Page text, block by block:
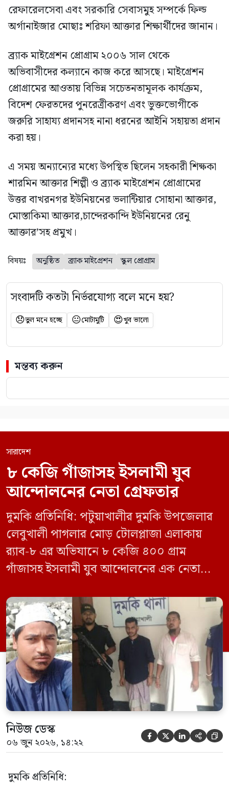
রেফারেলসেবা এবং সরকারি সেবাসমুহ সম্পর্কে ফিল্ড
অর্গানাইজার মোছাঃ শরিফা আক্তার শিক্ষার্থীদের জানান।
ব্র্যাক মাইগ্রেশন প্রোগ্রাম ২০০৬ সাল থেকে
অভিবাসীদের কল্যানে কাজ করে আসছে। মাইগ্রেশন
প্রোগ্রামের আওতায় বিভিন্ন সচেতনতামূলক কার্যক্রম,
বিদেশ ফেরতদের পুনরেত্রীকরণ এবং ভুক্তভোগীকে
জরুরি সাহায্য প্রদানসহ নানা ধরনের আইনি সহায়তা প্রদান
করা হয়।
এ সময় অন্যান্যের মধ্যে উপস্থিত ছিলেন সহকারী শিক্ষকা
শারমিন আক্তার শিল্পী ও ব্র‍্যাক মাইগ্রেশন প্রোগ্রামের
উত্তর বাখরনগর ইউনিয়নের ভলান্টিয়ার সোহানা আক্তার,
মোস্তাকিমা আক্তার,চান্দেরকান্দি ইউনিয়নের রেনু
আক্তার’সহ প্রমুখ।
বিষয়ঃ অনুষ্ঠিত ব্র্যাক মাইগ্রেশন স্কুল প্রোগ্রাম
সংবাদটি কতটা নির্ভরযোগ্য বলে মনে হয়?
😞ভুল মনে হচ্ছে 😐মোটামুটি 😍খুব ভালো
মন্তব্য করুন
সারাদেশ
৮ কেজি গাঁজাসহ ইসলামী যুব
আন্দোলনের নেতা গ্রেফতার
দুমকি প্রতিনিধি: পটুয়াখালীর দুমকি উপজেলার
লেবুখালী পাগলার মোড় টোলপ্লাজা এলাকায়
র‍্যাব-৮ এর অভিযানে ৮ কেজি ৪০০ গ্রাম
গাঁজাসহ ইসলামী যুব আন্দোলনের এক নেতাকে
ভিত্তিতে অভিযান চালিয়ে মাদক চক্রের আরও
এক সদস্যকে আটক করা হয়। র‍্যাব ও পুলিশ
সূত্রে জানা গেছে, শুক্রবার গোপন সংবাদের
ভিত্তিতে র‍্যাব-৮, সিপিসি-১ পটুয়াখালী ক্যাম্পের
[…]
নিউজ ডেস্ক
০৬ জুন ২০২৬, ১৪:২২     
দুমকি প্রতিনিধি: